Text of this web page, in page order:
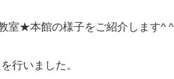
室★本館の様子をご紹介します^ ^
行いました。